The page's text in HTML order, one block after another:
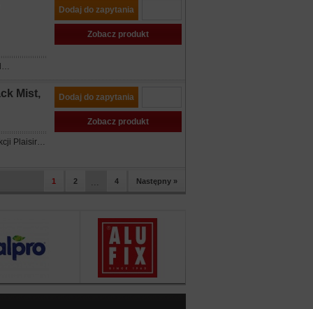
Dodaj do zapytania
Zobacz produkt
Mist,
Plaisir…
Dodaj do zapytania
Zobacz produkt
1 2 ... 4 Następny »